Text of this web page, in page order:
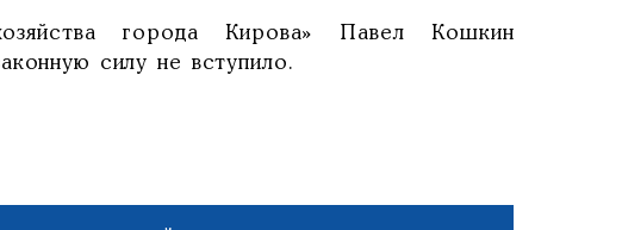
города Кирова» Павел Кошкин
силу не вступило.